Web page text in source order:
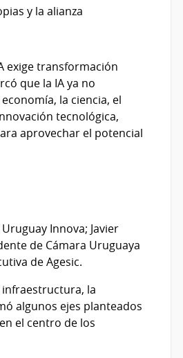
y la alianza
exige transformación
que la IA ya no
la ciencia, el
tecnológica,
aprovechar el potencial
Innova; Javier
de Cámara Uruguaya
de Agesic.
la
algunos ejes planteados
el centro de los